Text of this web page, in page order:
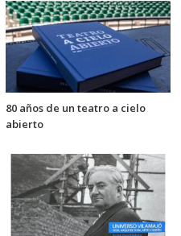
80 años de un teatro a cielo
abierto